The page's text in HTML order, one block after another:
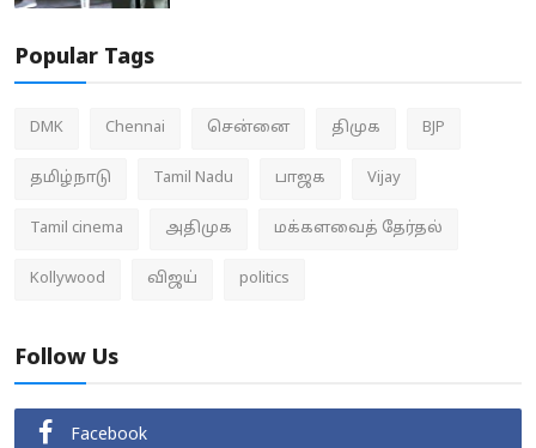
Popular Tags
DMK Chennai சென்னை திமுக BJP
தமிழ்நாடு Tamil Nadu பாஜக Vijay
Tamil cinema அதிமுக மக்களவைத் தேர்தல்
Kollywood விஜய் politics
Follow Us
Facebook